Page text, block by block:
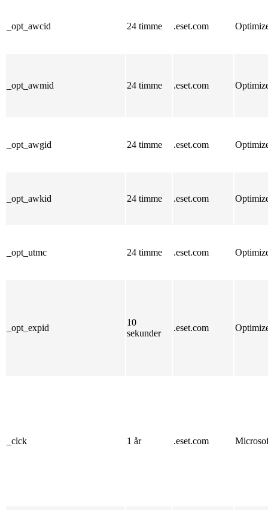
_opt_awcid 24 timme .eset.com
_opt_awmid 24 timme .eset.com
_opt_awgid 24 timme .eset.com
_opt_awkid 24 timme .eset.com
_opt_utmc 24 timme .eset.com
_opt_expid
10
sekunder
.eset.com
_clck 1 år .eset.com